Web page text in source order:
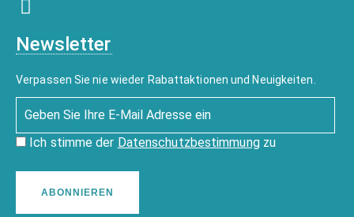
Newsletter
Verpassen Sie nie wieder Rabattaktionen und Neuigkeiten.
Ich stimme der Datenschutzbestimmungzu
ABONNIEREN